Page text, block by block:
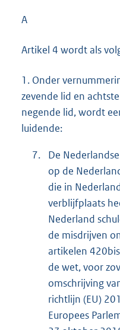
A
Artikel 4 wordt als
1. Onder
zevende lid en
negende lid, wordt
luidende:
7.
De
op de
die in
verblijfplaats
Nederland
de misdrijven
artikelen
de wet, voor
omschrijving
richtlijn (EU)
Europees